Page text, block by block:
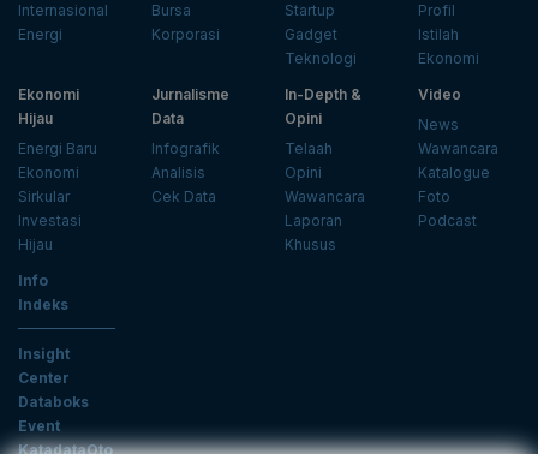
Internasional
Energi
Bursa
Korporasi
Startup
Gadget
Teknologi
Profil
Istilah
Ekonomi
Ekonomi
Hijau
Energi Baru
Ekonomi
Sirkular
Investasi
Hijau
Jurnalisme
Data
Infografik
Analisis
Cek Data
In-Depth &
Opini
Telaah
Opini
Wawancara
Laporan
Khusus
Video
News
Wawancara
Katalogue
Foto
Podcast
Info
Indeks
Insight
Center
Databoks
Event
KatadataOto